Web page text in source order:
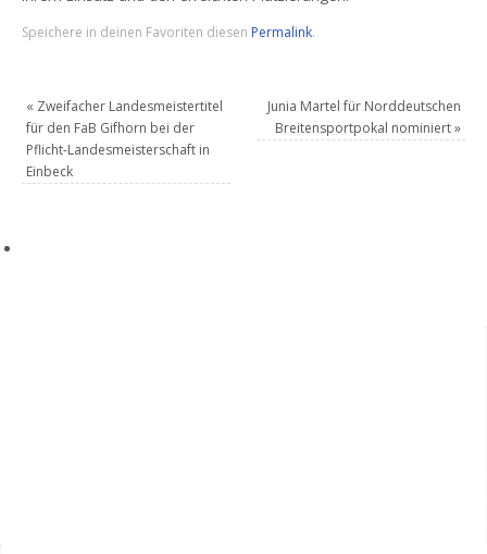
Speichere in deinen Favoriten diesen Permalink.
« Zweifacher Landesmeistertitel
für den FaB Gifhorn bei der
Pflicht-Landesmeisterschaft in
Einbeck
Junia Martel für Norddeutschen
Breitensportpokal nominiert»